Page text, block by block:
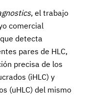
, el trabajo
comercial
detecta
pares de HLC,
precisa de los
(iHLC) y
(uHLC) del mismo